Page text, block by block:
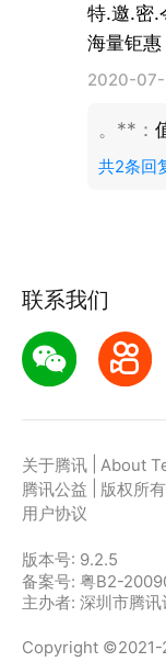
特.邀.密.
海量钜惠
2020-
。** ：
共2条回
联系我们
关于腾讯 About
腾讯公益
版权所有
用户协议
版本号: 9.2.5
备案号: 粤B2-
主办者: 深圳市腾
Copyright ©2021-